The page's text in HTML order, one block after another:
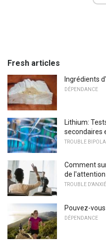
Fresh articles
Ingrédients
DÉPENDANCE
Lithium:
secondaires
TROUBLE
Comment
de l'attention
TROUBLE
Pouvez-
DÉPENDANCE